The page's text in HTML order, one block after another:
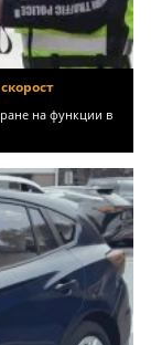
на функции в